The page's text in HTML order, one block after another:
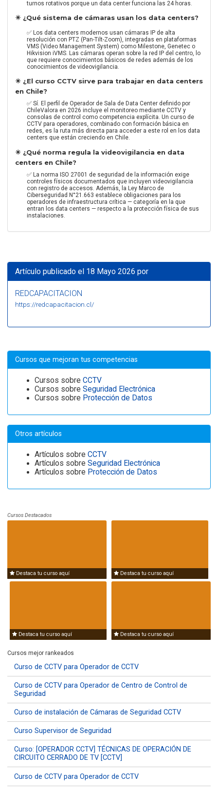
turnos rotativos porque un data center funciona las 24 horas.
✴️ ¿Qué sistema de cámaras usan los data centers?
✅ Los data centers modernos usan cámaras IP de alta
resolución con PTZ (Pan-Tilt-Zoom), integradas en plataformas
VMS (Video Management System) como Milestone, Genetec o
Hikvision iVMS. Las cámaras operan sobre la red IP del centro, lo
que requiere conocimientos básicos de redes además de los
conocimientos de videovigilancia.
✴️ ¿El curso CCTV sirve para trabajar en data centers
en Chile?
✅ Sí. El perfil de Operador de Sala de Data Center definido por
ChileValora en 2026 incluye el monitoreo mediante CCTV y
consolas de control como competencia explícita. Un curso de
CCTV para operadores, combinado con formación básica en
redes, es la ruta más directa para acceder a este rol en los data
centers que están creciendo en Chile.
✴️ ¿Qué norma regula la videovigilancia en data
centers en Chile?
✅ La norma ISO 27001 de seguridad de la información exige
controles físicos documentados que incluyen videovigilancia
con registro de accesos. Además, la Ley Marco de
Ciberseguridad N°21.663 establece obligaciones para los
operadores de infraestructura crítica — categoría en la que
entran los data centers — respecto a la protección física de sus
instalaciones.
Artículo publicado el 18 Mayo 2026 por
REDCAPACITACION
https://redcapacitacion.cl/
Cursos que mejoran tus competencias
Cursos sobre CCTV
Cursos sobre Seguridad Electrónica
Cursos sobre Protección de Datos
Otros artículos
Artículos sobre CCTV
Artículos sobre Seguridad Electrónica
Artículos sobre Protección de Datos
Cursos Destacados
Destaca tu curso aquí Destaca tu curso aquí
Destaca tu curso aquí Destaca tu curso aquí
Cursos mejor rankeados
Curso de CCTV para Operador de CCTV
Curso de CCTV para Operador de Centro de Control de
Seguridad
Curso de instalación de Cámaras de Seguridad CCTV
Curso Supervisor de Seguridad
Curso: [OPERADOR CCTV] TÉCNICAS DE OPERACIÓN DE
CIRCUITO CERRADO DE TV [CCTV]
Curso de CCTV para Operador de CCTV